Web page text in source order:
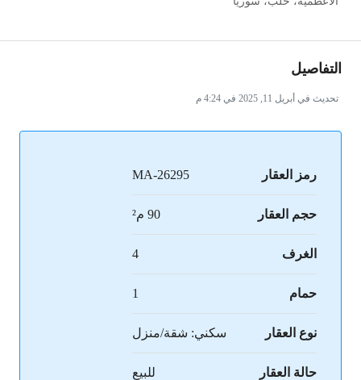
التفاصيل
تحديث في أبريل 11, 2025 في 4:24 م
رمز العقار MA-26295
حجم العقار 90 م²
الغرف 4
حمام 1
نوع العقار سكني: شقة/منزل
حالة العقار للبيع